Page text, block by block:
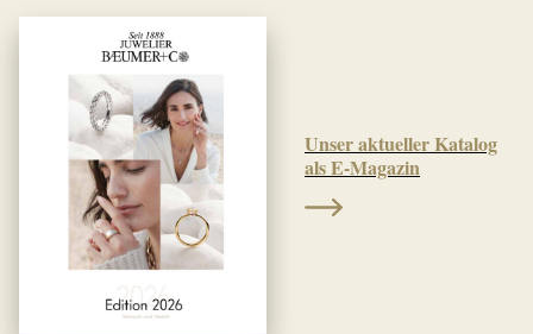
Unser aktueller Katalog
als E-Magazin